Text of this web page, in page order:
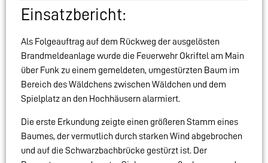
Einsatzbericht:
Als Folgeauftrag auf dem Rückweg der ausgelösten
Brandmeldeanlage wurde die Feuerwehr Okriftel am Main
über Funk zu einem gemeldeten, umgestürzten Baum im
Bereich des Wäldchens zwischen Wäldchen und dem
Spielplatz an den Hochhäusern alarmiert.
Die erste Erkundung zeigte einen größeren Stamm eines
Baumes, der vermutlich durch starken Wind abgebrochen
und auf die Schwarzbachbrücke gestürzt ist. Der